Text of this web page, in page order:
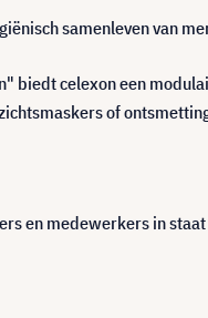
samenleven van
biedt celexon een
of
en medewerkers in